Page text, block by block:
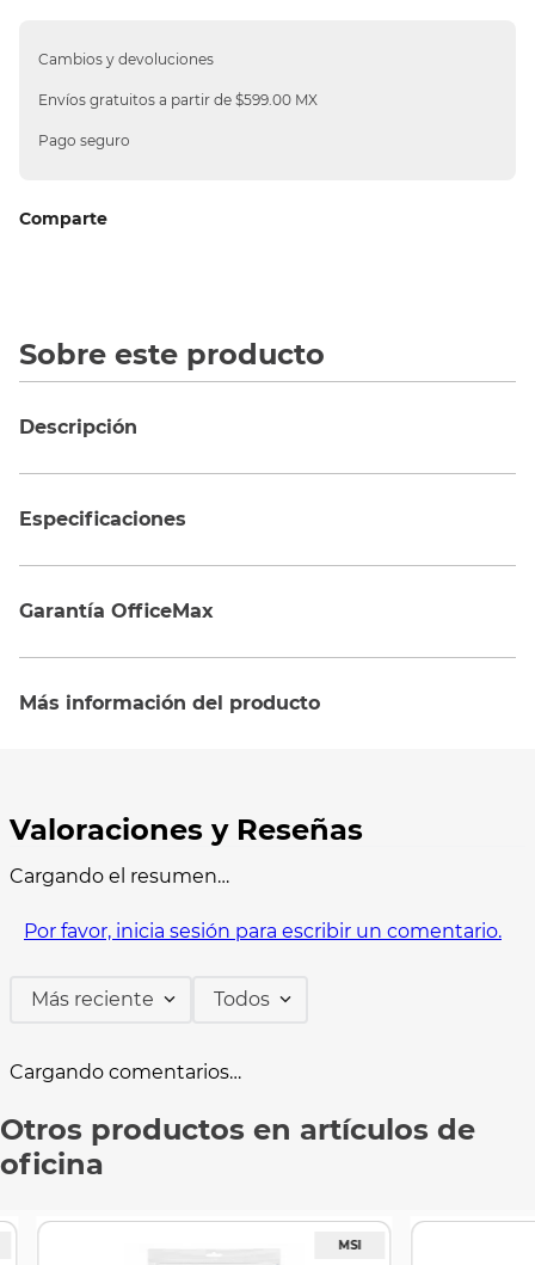
Cambios y devoluciones
Envíos gratuitos a partir de $599.00 MX
Pago seguro
Comparte
Sobre este producto
Descripción
Especificaciones
Garantía OfficeMax
Más información del producto
Cargando el resumen…
Por favor, inicia sesión para escribir un comentario.
Más reciente Todos
Cargando comentarios…
Otros productos en artículos de
oficina